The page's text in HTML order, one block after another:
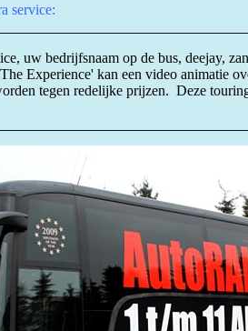
service:
uw bedrijfsnaam op de bus, deejay,
Experience' kan een video animatie
tegen redelijke prijzen. Deze